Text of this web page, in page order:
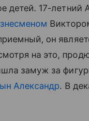
детей. 17-
он
на это,
замуж за
Александр. В